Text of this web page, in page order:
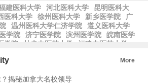
建医科大学 河北医科大学
昆明医科大
医科大学 徐州医科大学 新乡医学院
广
温州医科大学仁济学院
遵义医科大学
学院 济宁医学院 滨州医学院
皖南医学
学院 甘肃中医药大学
福建中医药大学
经济贸易大学
河北经贸大
More
揭秘加拿大名校领导